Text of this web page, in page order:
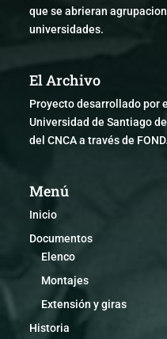
que se abrieran
universidades.
El Archivo
Proyecto desarrollado por
Universidad de Santiago
del CNCA a través de
Menú
Inicio
Documentos
Elenco
Montajes
Extensión y giras
Historia